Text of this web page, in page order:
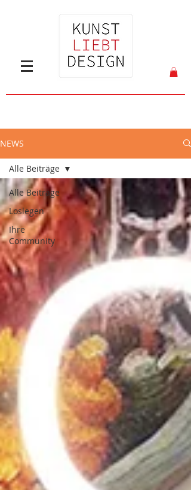
NEWS
Alle Beiträge
Loslegen
Ihre
Community
Alle Beiträge